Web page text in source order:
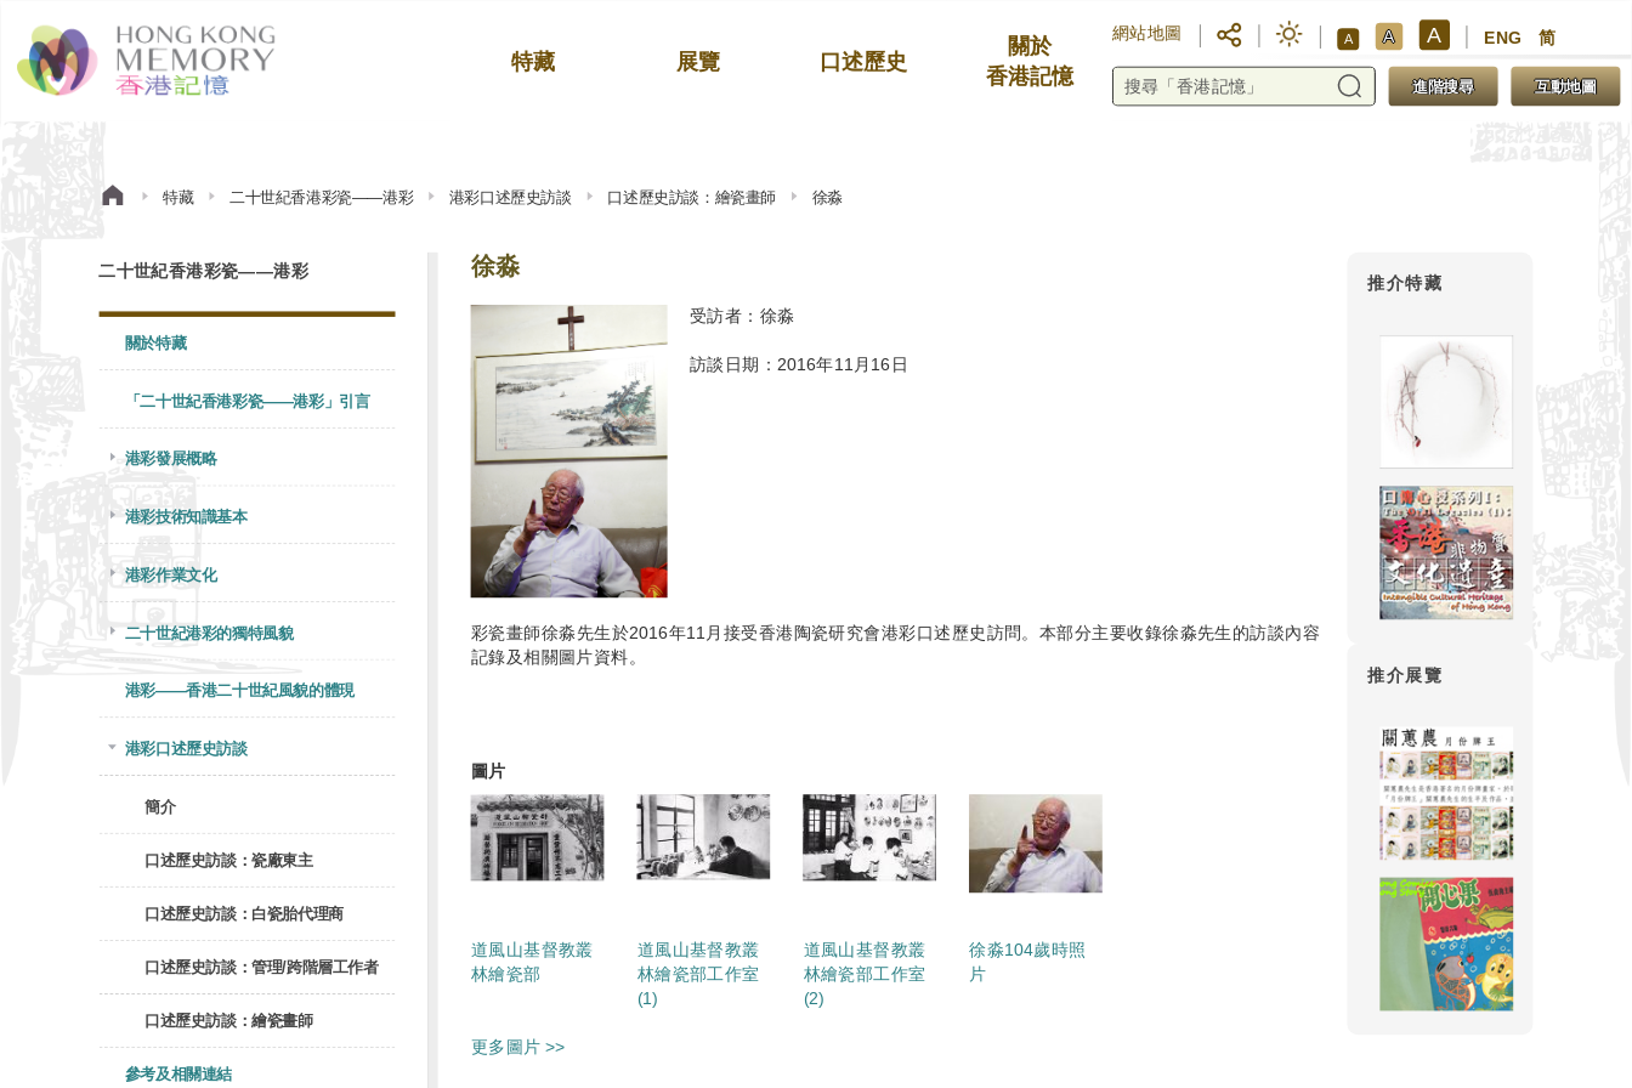
特藏 展覽 口述歷史
關於
香港記憶
網站地圖 A A A ENG 简
進階搜尋 互動地圖
特藏 二十世紀香港彩瓷——港彩 港彩口述歷史訪談 口述歷史訪談：繪瓷畫師 徐淼
二十世紀香港彩瓷——港彩
關於特藏
「二十世紀香港彩瓷——港彩」引言
港彩發展概略
港彩技術知識基本
港彩作業文化
二十世紀港彩的獨特風貌
港彩——香港二十世紀風貌的體現
港彩口述歷史訪談
簡介
口述歷史訪談：瓷廠東主
口述歷史訪談：白瓷胎代理商
口述歷史訪談：管理/跨階層工作者
口述歷史訪談：繪瓷畫師
參考及相關連結
徐淼
受訪者：徐淼
訪談日期：2016年11月16日
彩瓷畫師徐淼先生於2016年11月接受香港陶瓷研究會港彩口述歷史訪問。本部分主要收錄徐淼先生的訪談內容
記錄及相關圖片資料。
圖片
道風山基督教叢
林繪瓷部
道風山基督教叢
林繪瓷部工作室
(1)
道風山基督教叢
林繪瓷部工作室
(2)
徐淼104歲時照
片
更多圖片 >>
推介特藏
推介展覽